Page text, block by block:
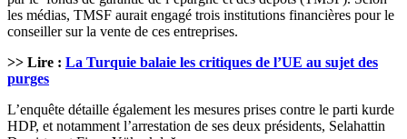
les médias, TMSF aurait engagé trois institutions financières pour le
conseiller sur la vente de ces entreprises.
>> Lire : La Turquie balaie les critiques de l’UE au sujet des
purges
L’enquête détaille également les mesures prises contre le parti kurde
HDP, et notamment l’arrestation de ses deux présidents, Selahattin